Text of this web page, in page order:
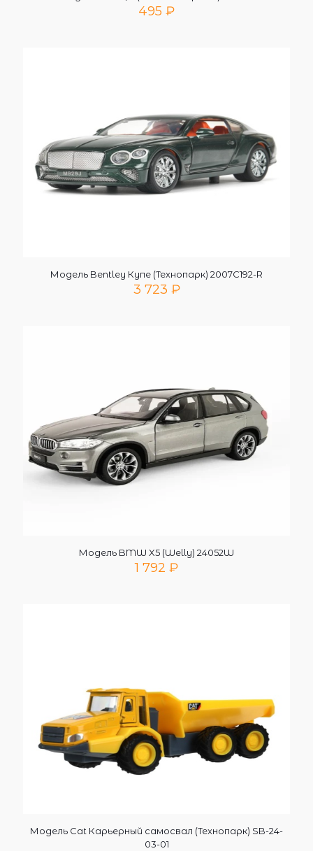
495 ₽
Модель Bentley Купе (Технопарк) 2007C192-R
3 723 ₽
Модель BMW X5 (Welly) 24052W
1 792 ₽
Модель Cat Карьерный самосвал (Технопарк) SB-24-
03-01